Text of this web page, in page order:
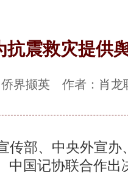
抗震救灾提供
界撷英 作者：肖龙
传部、中央外宣办
中国记协联合作出